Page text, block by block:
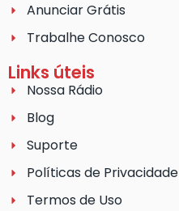
Anunciar Grátis
Trabalhe Conosco
Links úteis
Nossa Rádio
Blog
Suporte
Políticas de Privacidade
Termos de Uso